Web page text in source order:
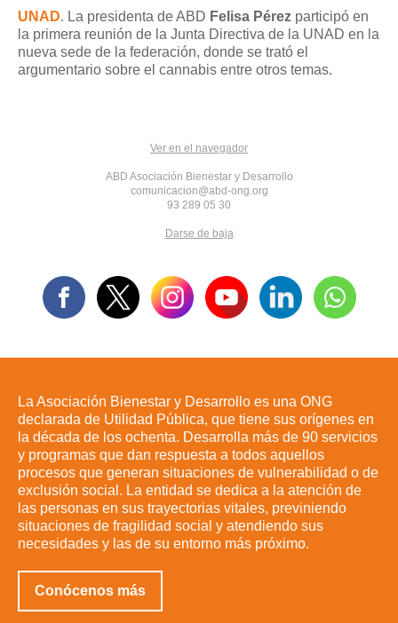
UNAD. La presidenta de ABD Felisa Pérez participó en
la primera reunión de la Junta Directiva de la UNAD en la
nueva sede de la federación, donde se trató el
argumentario sobre el cannabis entre otros temas.
Ver en el navegador
ABD Asociación Bienestar y Desarrollo
comunicacion@abd-ong.org
93 289 05 30
Darse de baja
La Asociación Bienestar y Desarrollo es una ONG
declarada de Utilidad Pública, que tiene sus orígenes en
la década de los ochenta. Desarrolla más de 90 servicios
y programas que dan respuesta a todos aquellos
procesos que generan situaciones de vulnerabilidad o de
exclusión social. La entidad se dedica a la atención de
las personas en sus trayectorias vitales, previniendo
situaciones de fragilidad social y atendiendo sus
necesidades y las de su entorno más próximo.
Conócenos más